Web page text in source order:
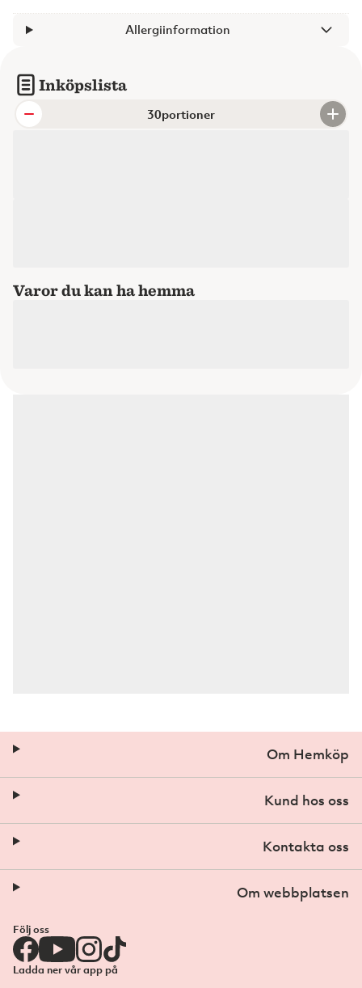
Allergiinformation
Inköpslista
portioner
Varor du kan ha hemma
Om Hemköp
Kund hos oss
Kontakta oss
Om webbplatsen
Följ oss
Ladda ner vår app på